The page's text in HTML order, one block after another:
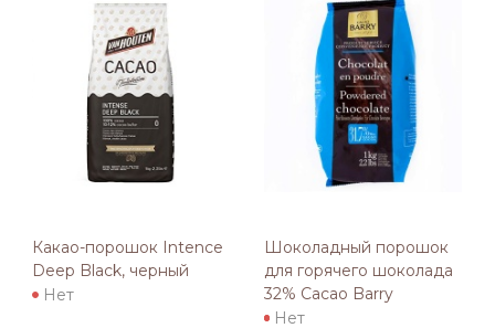
Какао-порошок Intence
Deep Black, черный
Нет
Шоколадный порошок
для горячего шоколада
32% Cacao Barry
Нет